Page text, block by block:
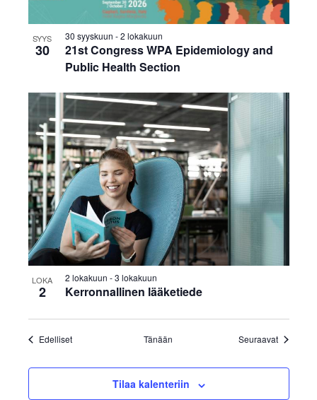
SYYS
30
21st Congress WPA Epidemiology and
Public Health Section
30 syyskuun -2 lokakuun
LOKA
2 Kerronnallinen lääketiede
2 lokakuun -3 lokakuun
EdellisetTapahtumat Tänään Seuraavat
Tilaa kalenteriin